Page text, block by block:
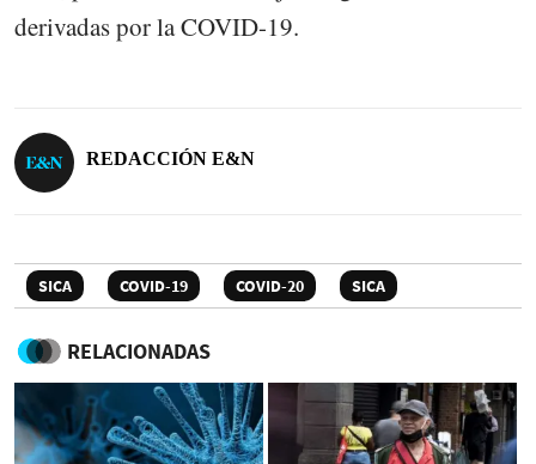
derivadas por la COVID-19.
REDACCIÓN E&N
SICA COVID-19 COVID-20 SICA
RELACIONADAS